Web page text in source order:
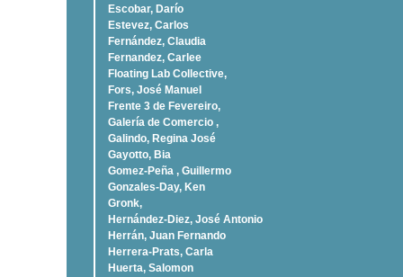
Escobar, Darío
Estevez, Carlos
Fernández, Claudia
Fernandez, Carlee
Floating Lab Collective,
Fors, José Manuel
Frente 3 de Fevereiro,
Galería de Comercio ,
Galindo, Regina José
Gayotto, Bia
Gomez-Peña , Guillermo
Gonzales-Day, Ken
Gronk,
Hernández-Diez, José Antonio
Herrán, Juan Fernando
Herrera-Prats, Carla
Huerta, Salomon